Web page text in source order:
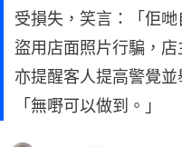
受損失，笑言：「佢
盜用店面照片行騙，
亦提醒客人提高警覺
「無嘢可以做到。」